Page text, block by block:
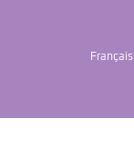
Français